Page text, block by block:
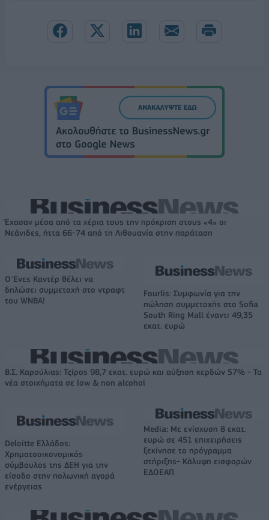
Έχασαν μέσα από τα χέρια τους την πρόκριση στους «4» οι
Νεάνιδες, ήττα 66-74 από τη Λιθουανία στην παράταση
Ο Ένες Καντέρ θέλει να
δηλώσει συμμετοχή στο ντραφτ
του WNBA!
Fourlis: Συμφωνία για την
πώληση συμμετοχής στο Sofia
South Ring Mall έναντι 49,35
εκατ. ευρώ
Β.Σ. Καρούλιας: Τζίρος 98,7 εκατ. ευρώ και αύξηση κερδών 57% - Τα
νέα στοιχήματα σε low & non alcohol
Deloitte Ελλάδος:
Χρηματοοικονομικός
σύμβουλος της ΔΕΗ για την
είσοδο στην πολωνική αγορά
ενέργειας
Media: Με ενίσχυση 8 εκατ.
ευρώ σε 451 επιχειρήσεις
ξεκίνησε το πρόγραμμα
στήριξης- Κάλυψη εισφορών
ΕΔΟΕΑΠ